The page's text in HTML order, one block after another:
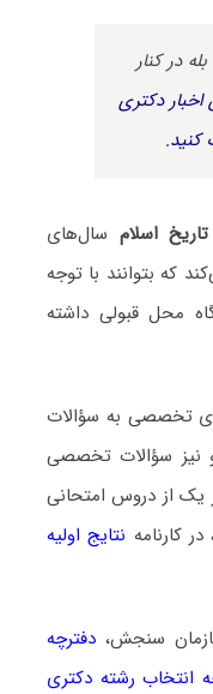
در کنار
دکتری
کنید.
اسلام سال‌های
که بتوانند با توجه
محل قبولی داشته
تخصصی به سؤالات
نیز سؤالات تخصصی
از دروس امتحانی
کارنامه نتایج اولیه
سنجش،دفترچه
انتخاب رشته دکتری